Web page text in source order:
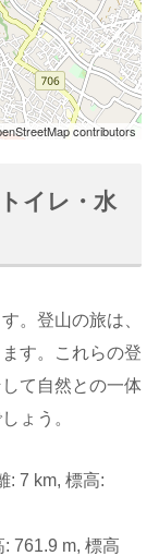
contributors
イレ・水
。登山の旅は、
す。これらの登
て自然との一体
ょう。
: 7 km, 標高:
761.9 m, 標高